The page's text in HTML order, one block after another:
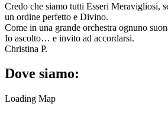
Credo che siamo tutti Esseri Meravigliosi,
un ordine perfetto e Divino.
Come in una grande orchestra ognuno
Io ascolto… e invito ad accordarsi.
Christina P.
Dove siamo:
Loading Map